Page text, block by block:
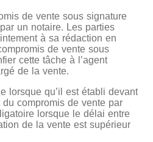
de vente sous signature
un notaire. Les parties
à sa rédaction en
de vente sous
cette tâche à l’agent
de la vente.
lorsque qu’il est établi devant
du compromis de vente par
lorsque le délai entre
de la vente est supérieur